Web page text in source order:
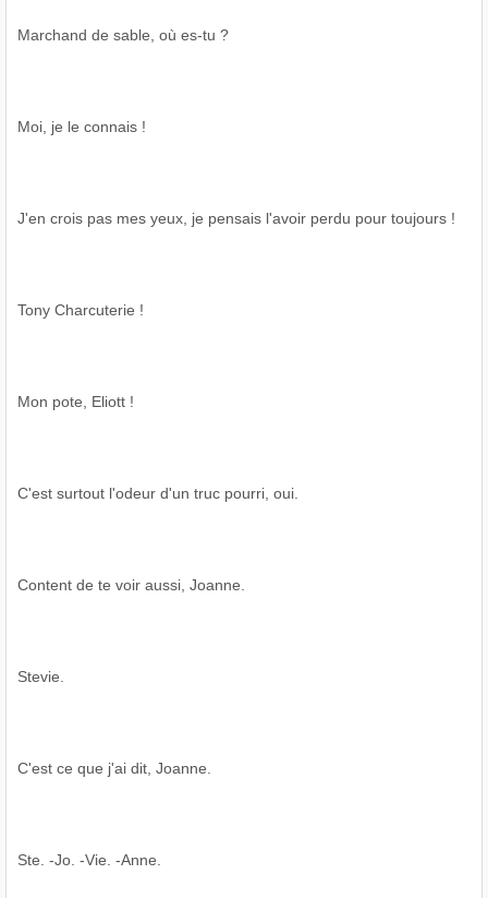
Marchand de sable, où es-tu ?
Moi, je le connais !
J'en crois pas mes yeux, je pensais l'avoir perdu pour toujours !
Tony Charcuterie !
Mon pote, Eliott !
C'est surtout l'odeur d'un truc pourri, oui.
Content de te voir aussi, Joanne.
Stevie.
C'est ce que j'ai dit, Joanne.
Ste. -Jo. -Vie. -Anne.